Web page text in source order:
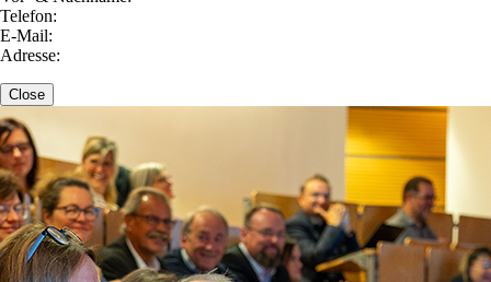
Telefon:
E-Mail:
Adresse:
Close